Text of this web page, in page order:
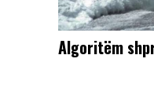
Algoritëm